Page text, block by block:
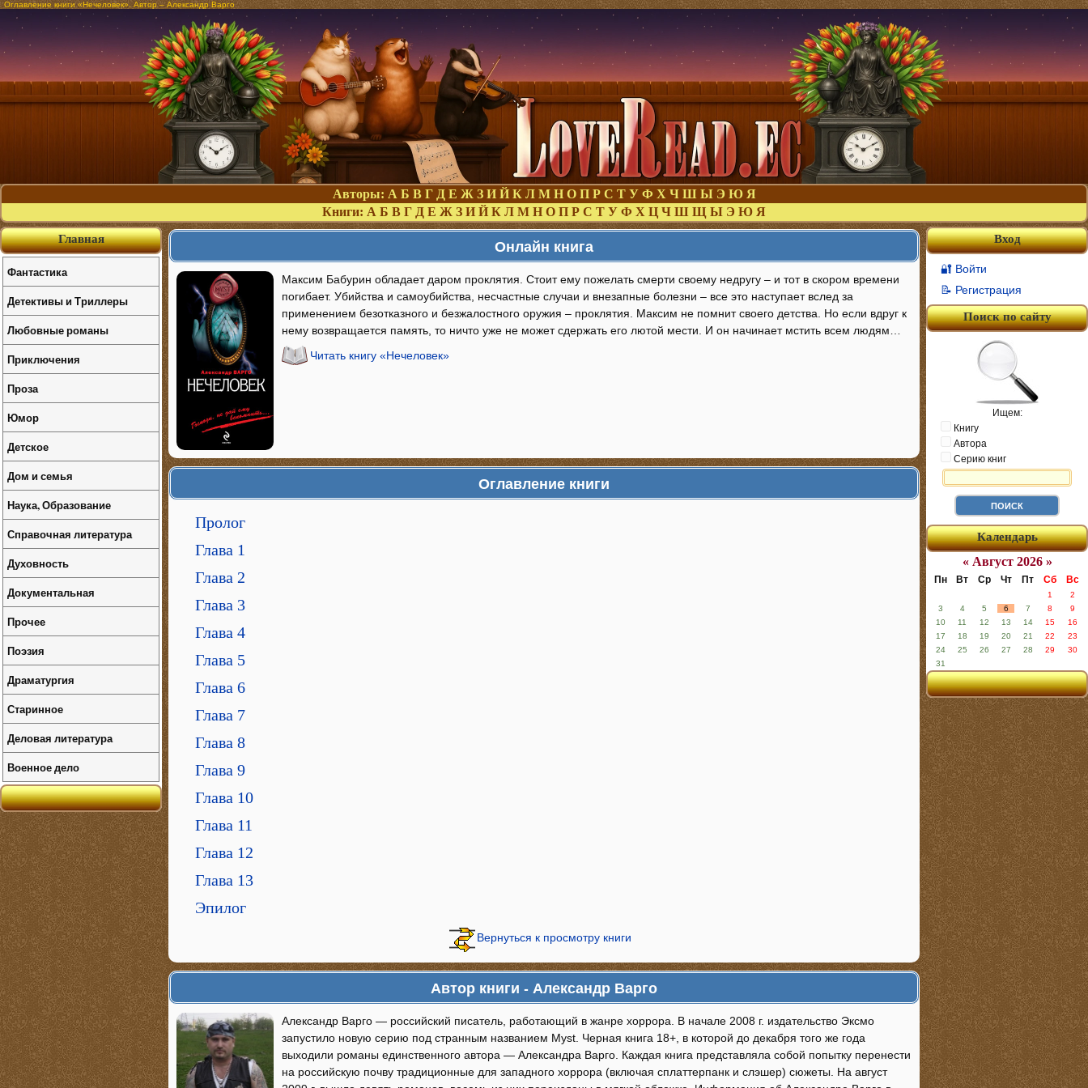
Оглавление книги «Нечеловек». Автор – Александр Варго
Авторы: А Б В Г Д Е Ж З И Й К Л М Н О П Р С Т У Ф Х Ч Ш Ы Э Ю Я
Книги: А Б В Г Д Е Ж З И Й К Л М Н О П Р С Т У Ф Х Ц Ч Ш Щ Ы Э Ю Я
Онлайн книга
Максим Бабурин обладает даром проклятия. Стоит ему пожелать смерти своему недругу – и тот в скором времени
погибает. Убийства и самоубийства, несчастные случаи и внезапные болезни – все это наступает вслед за
применением безотказного и безжалостного оружия – проклятия. Максим не помнит своего детства. Но если вдруг к
нему возвращается память, то ничто уже не может сдержать его лютой мести. И он начинает мстить всем людям…
Читать книгу «Нечеловек»
Оглавление книги
Пролог
Глава 1
Глава 2
Глава 3
Глава 4
Глава 5
Глава 6
Глава 7
Глава 8
Глава 9
Глава 10
Глава 11
Глава 12
Глава 13
Эпилог
Вернуться к просмотру книги
Автор книги - Александр Варго
Александр Варго — российский писатель, работающий в жанре хоррора. В начале 2008 г. издательство Эксмо
запустило новую серию под странным названием Myst. Черная книга 18+, в которой до декабря того же года
выходили романы единственного автора — Александра Варго. Каждая книга представляла собой попытку перенести
на российскую почву традиционные для западного хоррора (включая сплаттерпанк и слэшер) сюжеты. На август
Вход
🔐 Войти
📝 Регистрация
Поиск по сайту
Ищем:
Книгу
Автора
Серию книг
Календарь
« Август 2026 »
Пн Вт Ср Чт Пт Сб Вс
1
2
3
4 5 6 7 8
9
10
11 12 13 14 15
16
17
18 19 20 21 22
23
24
25 26 27 28 29
30
31
Главная
Фантастика
Детективы и Триллеры
Любовные романы
Приключения
Проза
Юмор
Детское
Дом и семья
Наука, Образование
Справочная литература
Духовность
Документальная
Прочее
Поэзия
Драматургия
Старинное
Деловая литература
Военное дело